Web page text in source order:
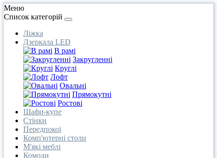
Меню
Список категорій
Ліжка
Дзеркала LED
В рамі
Закругленні
Круглі
Лофт
Овальні
Прямокутні
Ростові
Шафи-купе
Стінки
Передпокої
Комп'ютерні столи
М'які меблі
Комоди